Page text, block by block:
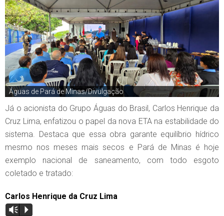
Águas de Pará de Minas/Divulgação
Já o acionista do Grupo Águas do Brasil, Carlos Henrique da
Cruz Lima, enfatizou o papel da nova ETA na estabilidade do
sistema. Destaca que essa obra garante equilíbrio hídrico
mesmo nos meses mais secos e Pará de Minas é hoje
exemplo nacional de saneamento, com todo esgoto
coletado e tratado:
Carlos Henrique da Cruz Lima
Vm P